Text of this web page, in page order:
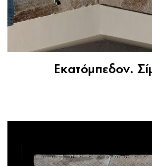
Εκατόμπεδον.